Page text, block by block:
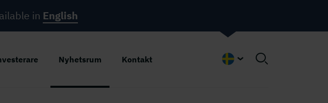
Nyhetsrum Kontakt
Swedish
in English